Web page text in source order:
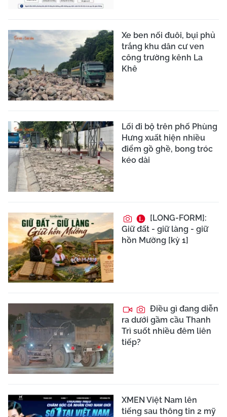
Xe ben nối đuôi, bụi phủ
trắng khu dân cư ven
công trường kênh La
Khê
Lối đi bộ trên phố Phùng
Hưng xuất hiện nhiều
điểm gồ ghề, bong tróc
kéo dài
[LONG-FORM]:
Giữ đất - giữ làng - giữ
hồn Mường [kỳ 1]
Điều gì đang diễn
ra dưới gầm cầu Thanh
Trì suốt nhiều đêm liên
tiếp?
XMEN Việt Nam lên
tiếng sau thông tin 2 mỹ